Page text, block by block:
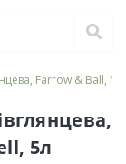
Farrow & Ball,
5л